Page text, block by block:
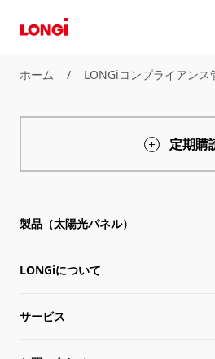
ホーム / LONGiコンプライアンス
定期購
製品（太陽光パネル）
太陽電池モジュール
Hi-MO X10
LONGiについて
LONGiについて
サービス